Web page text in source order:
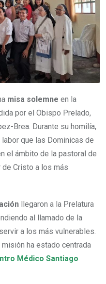
misa solemne en la
por el Obispo Prelado,
Brea. Durante su homilía,
que las Dominicas de
el ámbito de la pastoral de
Cristo a los más
llegaron a la Prelatura
al llamado de la
a los más vulnerables.
ha estado centrada
Médico Santiago